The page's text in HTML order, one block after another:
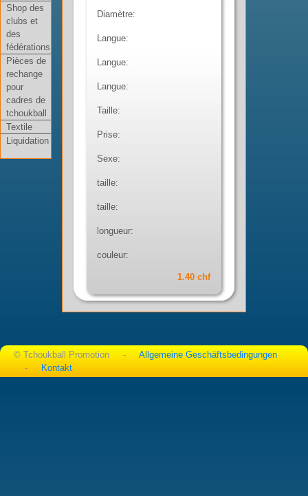
Shop des
clubs et
des
fédérations
Pièces de
rechange
pour
cadres de
tchoukball
Textile
Liquidation
Diamètre:
Langue:
Langue:
Langue:
Taille:
Prise:
Sexe:
taille:
taille:
longueur:
couleur:
1.40 chf
© Tchoukball Promotion - Allgemeine Geschäftsbedingungen
-
Kontakt